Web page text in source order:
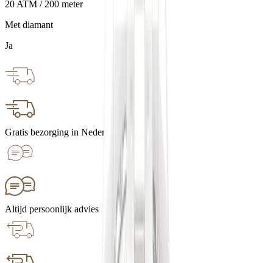
20 ATM / 200 meter
Met diamant
Ja
Gratis bezorging in Nederland
Altijd persoonlijk advies